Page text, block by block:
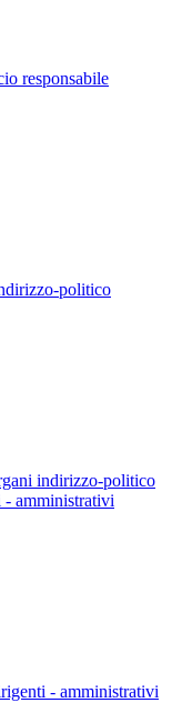
responsabile
politico
indirizzo-politico
amministrativi
- amministrativi